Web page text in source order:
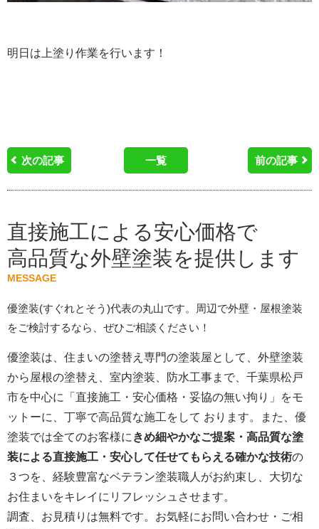
明日は上塗り作業を行います！
次の記事 一覧 前の記事
直接施工による安心価格で
高品質な外壁塗装を提供します
MESSAGE
優塗装(すぐれとそう)代表の丸山です。周辺で外壁・屋根塗装
をご検討するなら、ぜひご相談ください！
優塗装は、住まいの塗替え専門の塗装屋として、外壁塗装
から屋根の塗替え、室内塗装、防水工事まで、千葉県松戸
市を中心に「直接施工・安心価格・妥協の無い拘り」をモ
ットーに、丁寧で高品質な施工をして おります。また、優
塗装では全てのお客様に きめ細やかなご提案・高品質な塗
装による直接施工・安心して任せてもらえる確かな技術の
３つを、経験豊富なベテラン塗装職人がお約束し、大切な
お住まいをキレイにリフレッシュさせます。
調査、お見積りは無料です。お気軽にお問い合わせ・ご相